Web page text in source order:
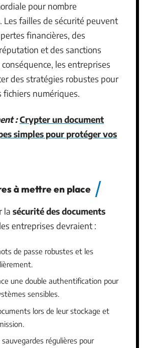
pour nombre
. Les failles de sécurité peuvent
financières, des
et des sanctions
les entreprises
des stratégies robustes pour
fichiers numériques.
:Crypter un document
simples pour protéger vos
à mettre en place
la sécurité des documents
entreprises devraient :
de passe robustes et les
une double authentification pour
sensibles.
lors de leur stockage et
régulières pour